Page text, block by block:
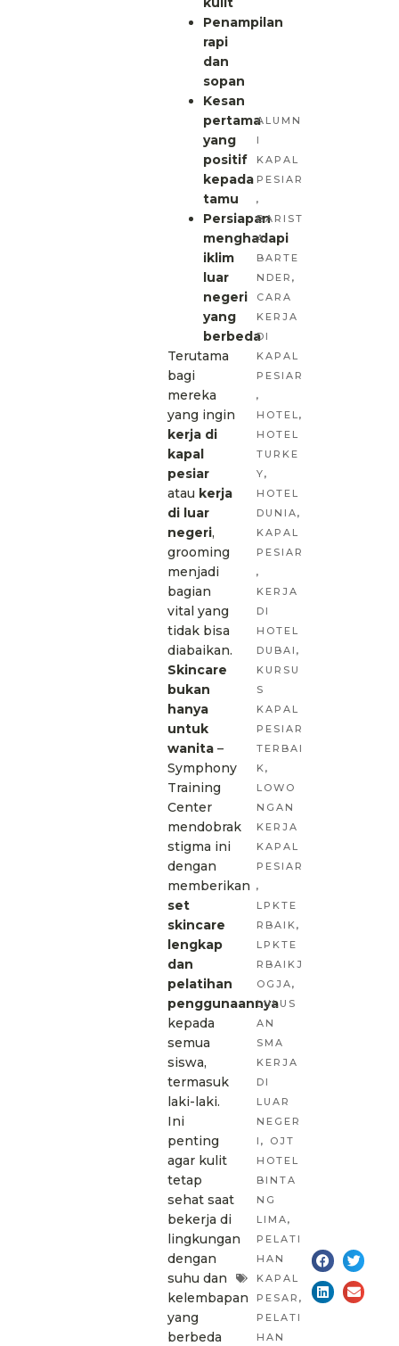
Penampilan
rapi
dan
sopan
Kesan
pertama
yang
positif
kepada
tamu
Persiapan
menghadapi
iklim
luar
negeri
yang
berbeda
Terutama
bagi
mereka
yang ingin
kerja di
kapal
pesiar
atau kerja
di luar
negeri,
grooming
menjadi
bagian
vital yang
tidak bisa
diabaikan.
Skincare
bukan
hanya
untuk
wanita –
Symphony
Training
Center
mendobrak
stigma ini
dengan
memberikan
set
skincare
lengkap
dan
pelatihan
penggunaannya
kepada
semua
siswa,
termasuk
laki-laki.
Ini
penting
agar kulit
tetap
sehat saat
bekerja di
lingkungan
dengan
suhu dan
kelembapan
yang
berbeda
ALUMN
I
KAPAL
PESIAR
,
BARIST
A,
BARTE
NDER ,
CARA
KERJA
DI
KAPAL
PESIAR
,
HOTEL,
HOTEL
TURKE
Y,
HOTEL
DUNIA,
KAPAL
PESIAR
,
KERJA
DI
HOTEL
DUBAI ,
KURSU
S
KAPAL
PESIAR
TERBAI
K,
LOWO
NGAN
KERJA
KAPAL
PESIAR
,
LPKTE
RBAIK,
LPKTE
RBAIKJ
OGJA,
LULUS
AN
SMA
KERJA
DI
LUAR
NEGER
I , OJT
HOTEL
BINTA
NG
LIMA,
PELATI
HAN
KAPAL
PESAR ,
PELATI
HAN